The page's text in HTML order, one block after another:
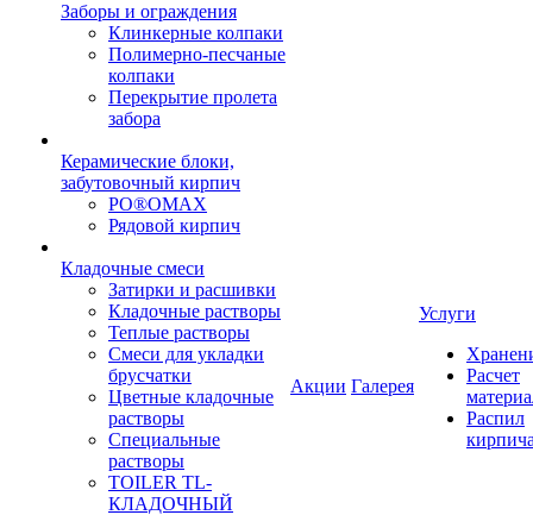
Заборы и ограждения
Клинкерные колпаки
Полимерно-песчаные
колпаки
Перекрытие пролета
забора
Керамические блоки,
забутовочный кирпич
PO®OMAX
Рядовой кирпич
Кладочные смеси
Затирки и расшивки
Кладочные растворы
Теплые растворы
Смеси для укладки
брусчатки
Цветные кладочные
растворы
Специальные
растворы
TOILER TL-
КЛАДОЧНЫЙ
Акции Галерея
Услуги
Расчет
Распил